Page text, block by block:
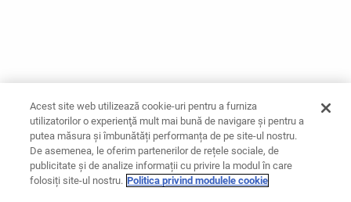
Acest site web utilizează cookie-uri pentru a furniza
utilizatorilor o experienţă mult mai bună de navigare și pentru a
putea măsura și îmbunătăți performanța de pe site-ul nostru.
De asemenea, le oferim partenerilor de rețele sociale, de
publicitate și de analize informații cu privire la modul în care
folosiți site-ul nostru. Politica privind modulele cookie